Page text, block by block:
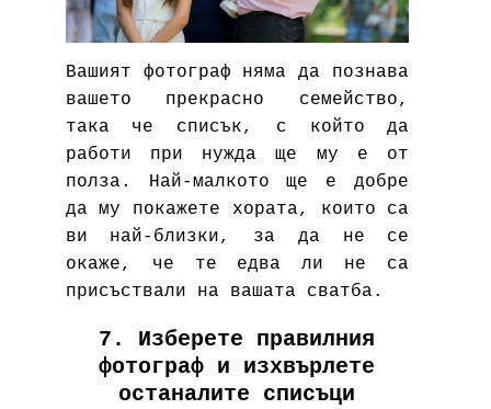
Вашият фотограф няма да познава
вашето прекрасно семейство,
така че списък, с който да
работи при нужда ще му е от
полза. Най-малкото ще е добре
да му покажете хората, които са
ви най-близки, за да не се
окаже, че те едва ли не са
присъствали на вашата сватба.
7. Изберете правилния
фотограф и изхвърлете
останалите списъци